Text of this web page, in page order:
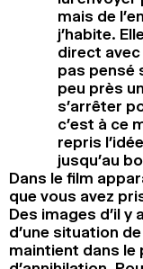
mais de
j’habite.
direct avec
pas pensé
peu près
s’arrêter
c’est à ce
repris
jusqu’au
Dans le film
que vous avez
Des images d’il
d’une situation
maintient dans